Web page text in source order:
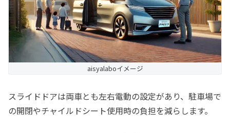
aisyalaboイメージ
スライドドアは両車とも左右電動の設定があり、駐車場で
の開閉やチャイルドシート使用時の負担を減らします。